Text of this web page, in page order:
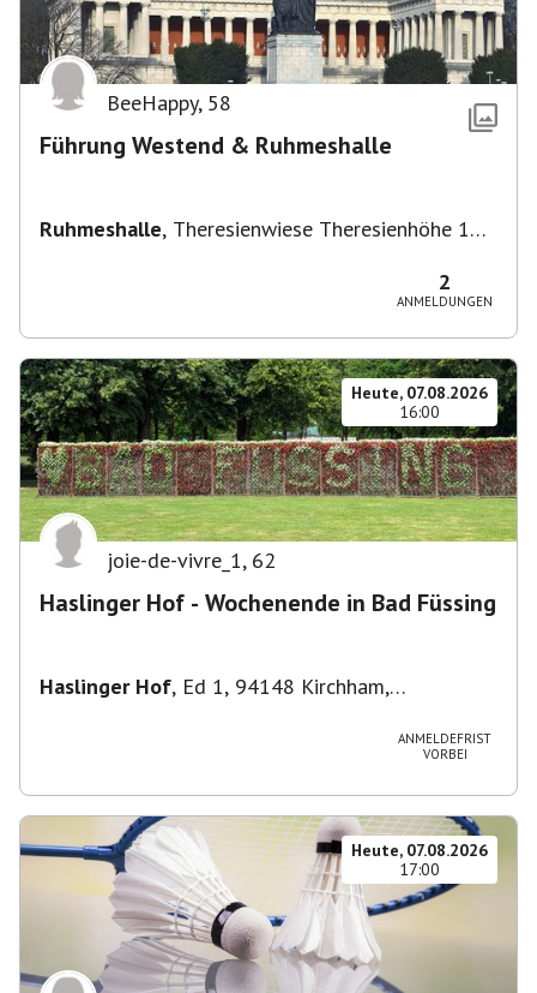
BeeHappy, 58
Führung Westend & Ruhmeshalle
Ruhmeshalle, Theresienwiese Theresienhöhe 16,
2
ANMELDUNGEN
Heute, 07.08.2026
16:00
joie-de-vivre_1, 62
Haslinger Hof - Wochenende in Bad Füssing
Haslinger Hof, Ed 1, 94148 Kirchham,
ANMELDEFRIST
VORBEI
Heute, 07.08.2026
17:00